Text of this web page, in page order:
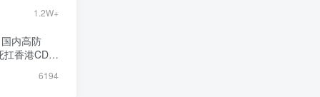
1.2W+
内高防
香港CDN
6194